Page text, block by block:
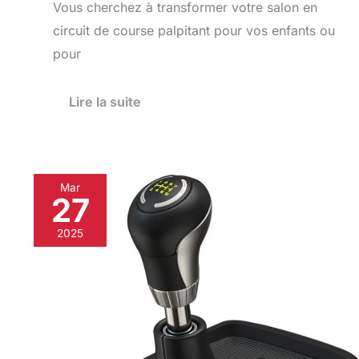
Vous cherchez à transformer votre salon en
circuit de course palpitant pour vos enfants ou
pour
Lire la suite
Mar
27
2025
Test
du
Turtle
VelocityOne